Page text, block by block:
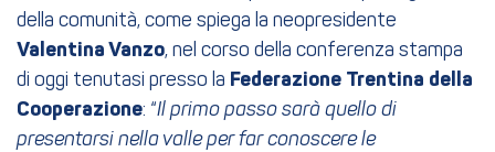
della comunità, come spiega la neopresidente
Valentina Vanzo, nel corso della conferenza stampa
di oggi tenutasi presso la Federazione Trentina della
Cooperazione: “Il primo passo sarà quello di
presentarsi nella valle per far conoscere le